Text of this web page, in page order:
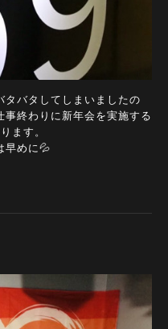
バタしてしまいましたの
終わりに新年会を実施する
ます。
早めに💦